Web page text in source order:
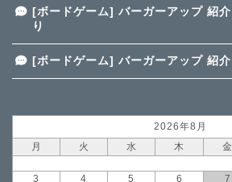
[ボードゲーム] バーガーアップ 紹介
り
[ボードゲーム] バーガーアップ 紹介
2026年8月
月
火 水 木 金
3
4 5 6 7